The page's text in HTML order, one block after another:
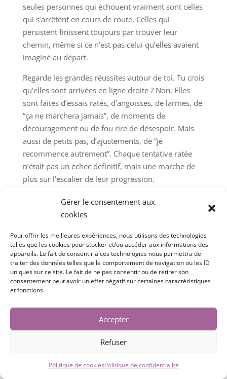
Gérer le consentement aux
cookies
Pour offrir les meilleures expériences, nous utilisons des technologies
telles que les cookies pour stocker et/ou accéder aux informations des
appareils. Le fait de consentir à ces technologies nous permettra de
traiter des données telles que le comportement de navigation ou les ID
uniques sur ce site. Le fait de ne pas consentir ou de retirer son
consentement peut avoir un effet négatif sur certaines caractéristiques
et fonctions.
Accepter
Refuser
Politique de cookiesPolitique de confidentialité
seules personnes qui échouent vraiment sont celles
qui s’arrêtent en cours de route. Celles qui
persistent finissent toujours par trouver leur
chemin, même si ce n’est pas celui qu’elles avaient
imaginé au départ.
Regarde les grandes réussites autour de toi. Tu crois
qu’elles sont arrivées en ligne droite ? Non. Elles
sont faites d’essais ratés, d’angoisses, de larmes, de
“ça ne marchera jamais”, de moments de
découragement ou de fou rire de désespoir. Mais
aussi de petits pas, d’ajustements, de “je
recommence autrement”. Chaque tentative ratée
n’était pas un échec définitif, mais une marche de
plus sur l’escalier de leur progression.
La vraie différence, elle est dans la persistance.
Quand tu acceptes que l’échec n’est qu’un passage,
chaque obstacle en apprentissage. Tu arrêtes de te
dire “et si je me plante ?” pour te demander “qu’est-
ce que je vais apprendre cette fois ?”. Et là, tout
devient plus léger.
Alors… que ferais-tu aujourd’hui si tu savais que tu
n’échoueras pas ?
Peut-être que la vraie question, ce n’est pas “est-ce
que j’y arriverai ?” mais “est-ce que je suis prête à
pas un pari sur ta réussite, c’est un pari sur ta